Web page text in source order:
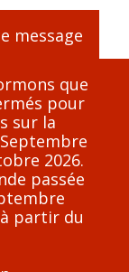
Ajouter
au panier
que
pour
sur la
2026.
passée
partir du
message